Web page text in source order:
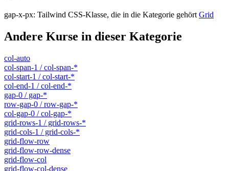
gap-x-px: Tailwind CSS-Klasse, die in die Kategorie gehört Grid
Andere Kurse in dieser Kategorie
col-auto
col-span-1 / col-span-*
col-start-1 / col-start-*
col-end-1 / col-end-*
gap-0 / gap-*
row-gap-0 / row-gap-*
col-gap-0 / col-gap-*
grid-rows-1 / grid-rows-*
grid-cols-1 / grid-cols-*
grid-flow-row
grid-flow-row-dense
grid-flow-col
grid-flow-col-dense